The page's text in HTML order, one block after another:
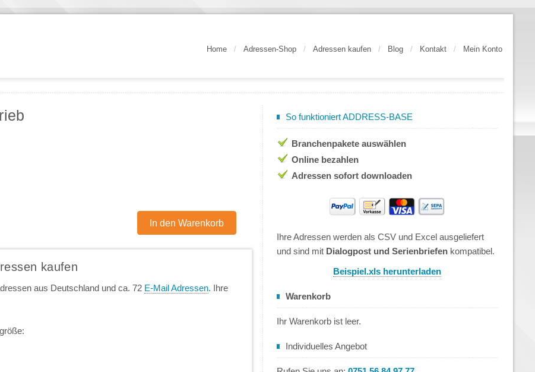
Home / Adressen-Shop / Adressen kaufen / Blog / Kontakt / Mein Konto
kaufen
aus Deutschland und ca. 72 E-Mail Adressen. Ihre
So funktioniert ADDRESS-BASE
Branchenpakete auswählen
Online bezahlen
Adressen sofort downloaden
Ihre Adressen werden als CSV und Excel ausgeliefert
und sind mit Dialogpost und Serienbriefenkompatibel.
Beispiel.xls herunterladen
Warenkorb
Ihr Warenkorb ist leer.
Individuelles Angebot